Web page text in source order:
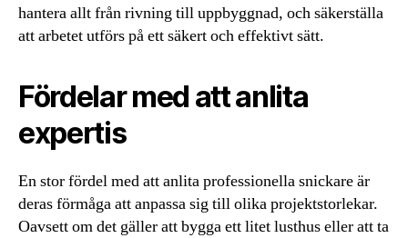
hantera allt från rivning till uppbyggnad, och säkerställa
att arbetet utförs på ett säkert och effektivt sätt.
Fördelar med att anlita
expertis
En stor fördel med att anlita professionella snickare är
deras förmåga att anpassa sig till olika projektstorlekar.
Oavsett om det gäller att bygga ett litet lusthus eller att ta